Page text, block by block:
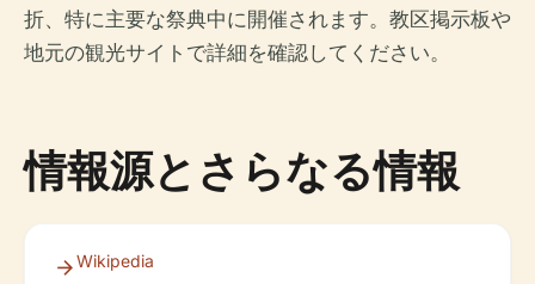
折、特に主要な祭典中に開催されます。教区掲示板や
地元の観光サイトで詳細を確認してください。
情報源とさらなる情報
Wikipedia